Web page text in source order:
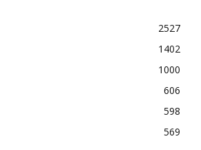
2527
1402
1000
606
598
569